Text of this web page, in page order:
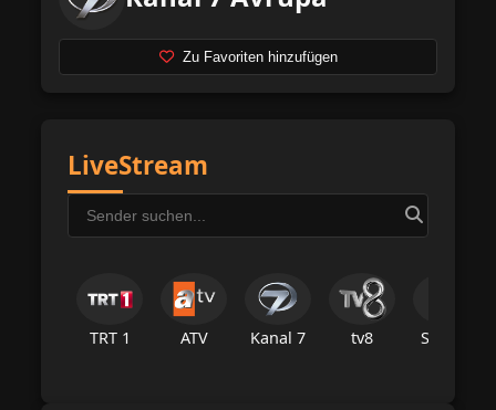
Zu Favoriten hinzufügen
LiveStream
TRT 1 ATV Kanal 7 tv8 Star Tv